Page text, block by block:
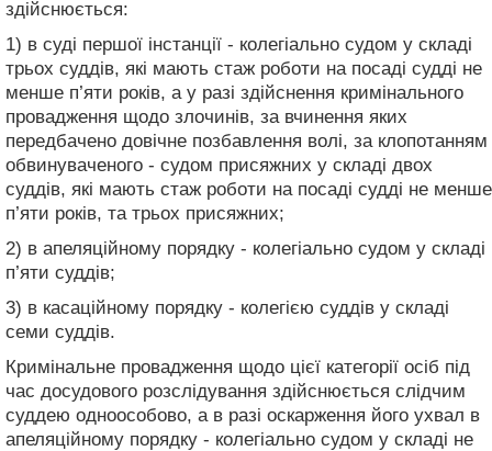
здійснюється:
1) в суді першої інстанції - колегіально судом у складі
трьох суддів, які мають стаж роботи на посаді судді не
менше п’яти років, а у разі здійснення кримінального
провадження щодо злочинів, за вчинення яких
передбачено довічне позбавлення волі, за клопотанням
обвинуваченого - судом присяжних у складі двох
суддів, які мають стаж роботи на посаді судді не менше
п’яти років, та трьох присяжних;
2) в апеляційному порядку - колегіально судом у складі
п’яти суддів;
3) в касаційному порядку - колегією суддів у складі
семи суддів.
Кримінальне провадження щодо цієї категорії осіб під
час досудового розслідування здійснюється слідчим
суддею одноособово, а в разі оскарження його ухвал в
апеляційному порядку - колегіально судом у складі не